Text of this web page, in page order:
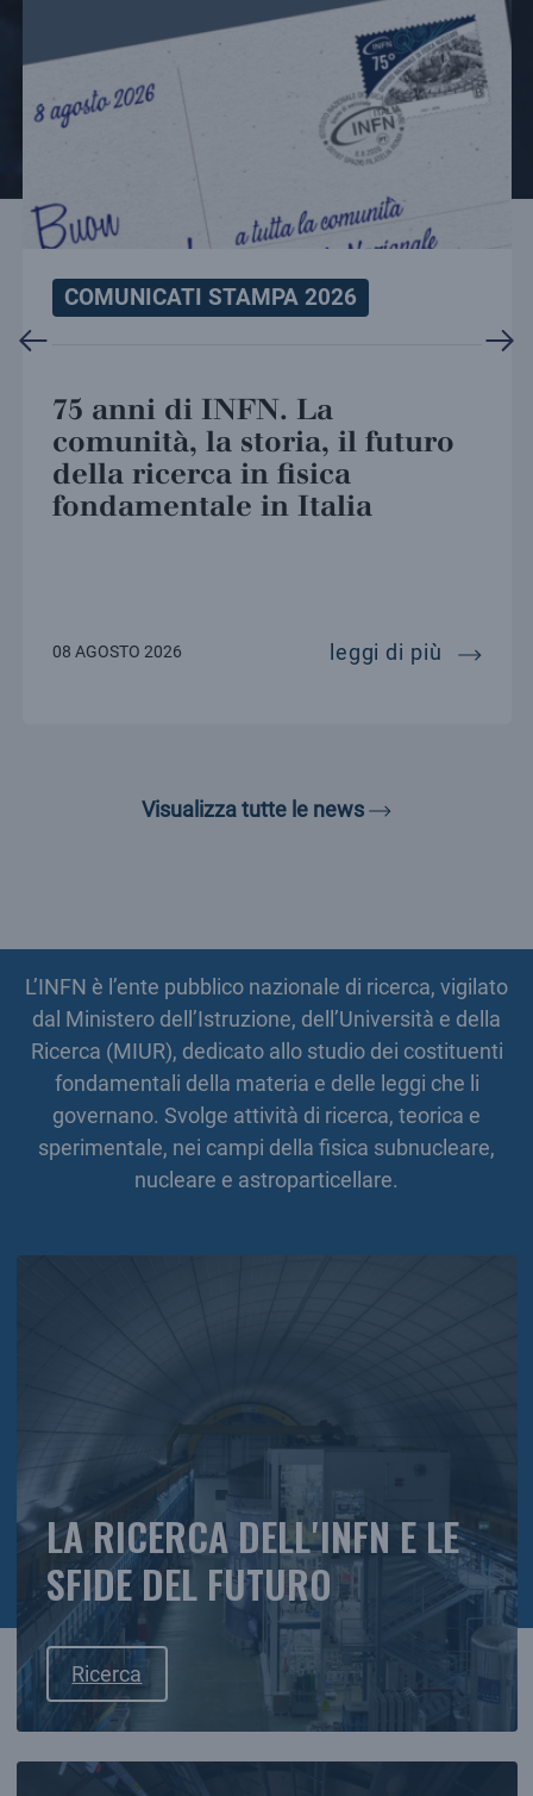
alla scuola: si conclude l’edizione 2026 di
COMUNICATI STAMPA 2026
75 anni di INFN. La
comunità, la storia, il futuro
della ricerca in fisica
fondamentale in Italia
08 AGOSTO 2026 leggi di più 75
Visualizza tutte le newsVisualizza tutte
L’INFN è l’ente pubblico nazionale di ricerca, vigilato
dal Ministero dell’Istruzione, dell’Università e della
Ricerca (MIUR), dedicato allo studio dei costituenti
fondamentali della materia e delle leggi che li
governano. Svolge attività di ricerca, teorica e
sperimentale, nei campi della fisica subnucleare,
nucleare e astroparticellare.
LA RICERCA DELL'INFN E LE
SFIDE DEL FUTURO
Ricerca